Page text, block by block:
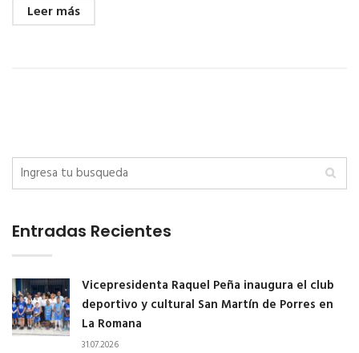
Leer más
Entradas Recientes
Vicepresidenta Raquel Peña inaugura el club
deportivo y cultural San Martín de Porres en
La Romana
31.07.2026